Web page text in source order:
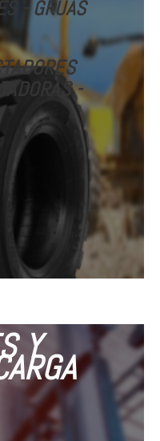
- GRÚAS
-
Y